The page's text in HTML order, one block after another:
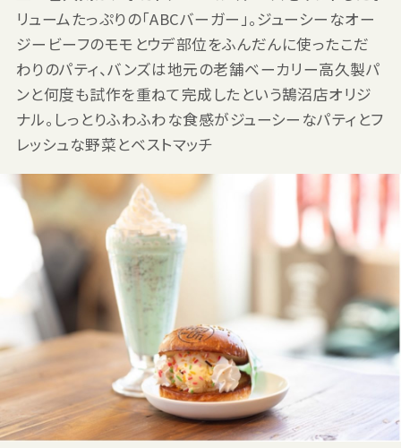
リュームたっぷりの「ABCバーガー」。ジューシーなオー
ジービーフのモモとウデ部位をふんだんに使ったこだ
わりのパティ、バンズは地元の老舗ベーカリー高久製パ
ンと何度も試作を重ねて完成したという鵠沼店オリジ
ナル。しっとりふわふわな食感がジューシーなパティとフ
レッシュな野菜とベストマッチ